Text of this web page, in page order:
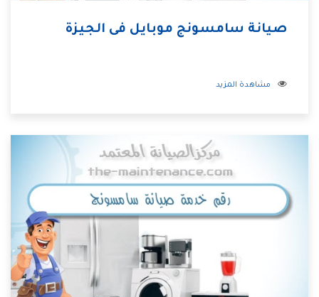
صيانة سامسونج موبايل فى الجيزة
مشاهدة المزيد